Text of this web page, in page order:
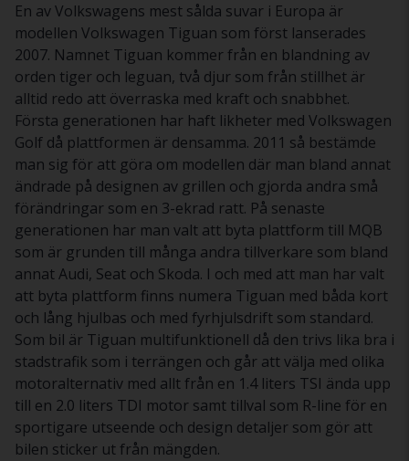
En av Volkswagens mest sålda suvar i Europa är
modellen Volkswagen Tiguan som först lanserades
2007. Namnet Tiguan kommer från en blandning av
orden tiger och leguan, två djur som från stillhet är
alltid redo att överraska med kraft och snabbhet.
Första generationen har haft likheter med Volkswagen
Golf då plattformen är densamma. 2011 så bestämde
man sig för att göra om modellen där man bland annat
ändrade på designen av grillen och gjorda andra små
förändringar som en 3-ekrad ratt. På senaste
generationen har man valt att byta plattform till MQB
som är grunden till många andra tillverkare som bland
annat Audi, Seat och Skoda. I och med att man har valt
att byta plattform finns numera Tiguan med båda kort
och lång hjulbas och med fyrhjulsdrift som standard.
Som bil är Tiguan multifunktionell då den trivs lika bra i
stadstrafik som i terrängen och går att välja med olika
motoralternativ med allt från en 1.4 liters TSI ända upp
till en 2.0 liters TDI motor samt tillval som R-line för en
sportigare utseende och design detaljer som gör att
bilen sticker ut från mängden.